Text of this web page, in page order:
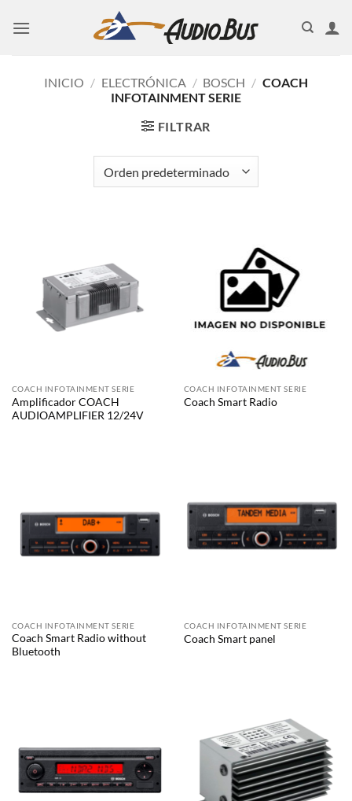
INICIO / ELECTRÓNICA / BOSCH / COACH
INFOTAINMENT SERIE
FILTRAR
COACH INFOTAINMENT SERIE
Amplificador COACH
AUDIOAMPLIFIER 12/24V
COACH INFOTAINMENT SERIE
Coach Smart Radio
COACH INFOTAINMENT SERIE
Coach Smart Radio without
Bluetooth
COACH INFOTAINMENT SERIE
Coach Smart panel